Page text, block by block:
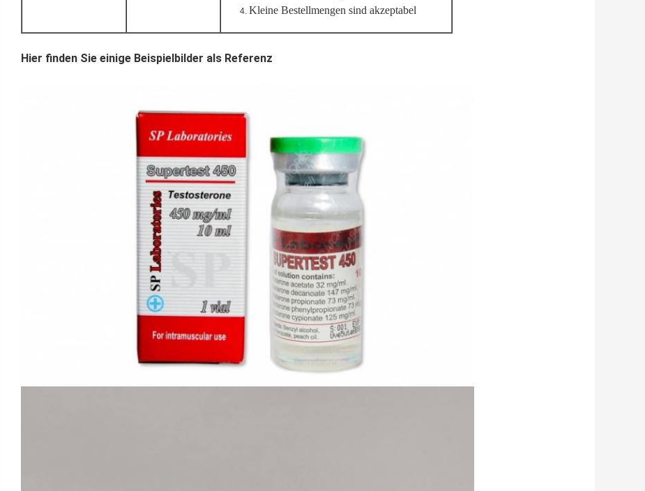
Kleine Bestellmengen sind akzeptabel
Hier finden Sie einige Beispielbilder als Referenz